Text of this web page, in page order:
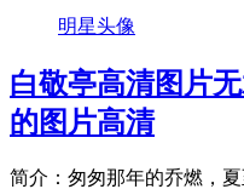
明星头像
白敬亭高清图片
的图片高清
简介：匆匆那年的乔燃，